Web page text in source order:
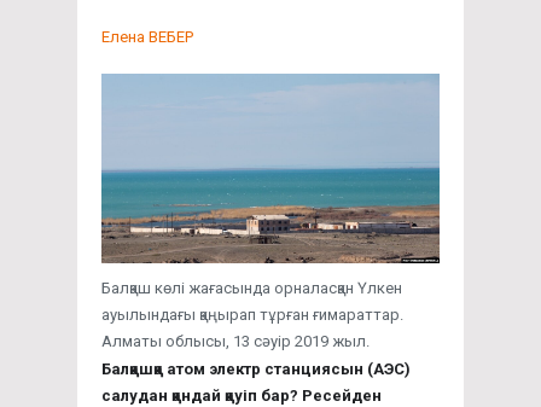
Елена ВЕБЕР
Балқаш көлі жағасында орналасқан Үлкен
ауылындағы қаңырап тұрған ғимараттар.
Алматы облысы, 13 сәуір 2019 жыл.
Балқашқа атом электр станциясын (АЭС)
салудан қандай қауіп бар? Ресейден